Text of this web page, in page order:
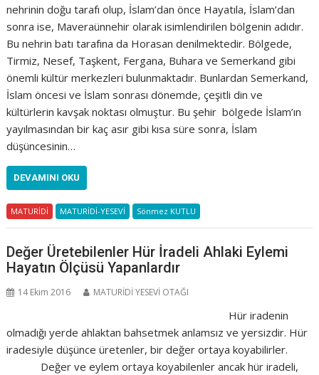
nehrinin doğu tarafı olup, İslam’dan önce Hayatıla, İslam’dan
sonra ise, Maveraünnehir olarak isimlendirilen bölgenin adıdır.
Bu nehrin batı tarafına da Horasan denilmektedir. Bölgede,
Tirmiz, Nesef, Taşkent, Fergana, Buhara ve Semerkand gibi
önemli kültür merkezleri bulunmaktadır. Bunlardan Semerkand,
İslam öncesi ve İslam sonrası dönemde, çeşitli din ve
kültürlerin kavşak noktası olmuştur. Bu şehir bölgede İslam’ın
yayılmasından bir kaç asır gibi kısa süre sonra, İslam
düşüncesinin…
DEVAMINI OKU
MATURİDİ MATURİDİ-YESEVİ Sönmez KUTLU
Değer Üretebilenler Hür İradeli Ahlaki Eylemi
Hayatın Ölçüsü Yapanlardır
14 Ekim 2016 MATURİDİ YESEVİ OTAĞI
Hür iradenin
olmadığı yerde ahlaktan bahsetmek anlamsız ve yersizdir. Hür
iradesiyle düşünce üretenler, bir değer ortaya koyabilirler.
Değer ve eylem ortaya koyabilenler ancak hür iradeli,